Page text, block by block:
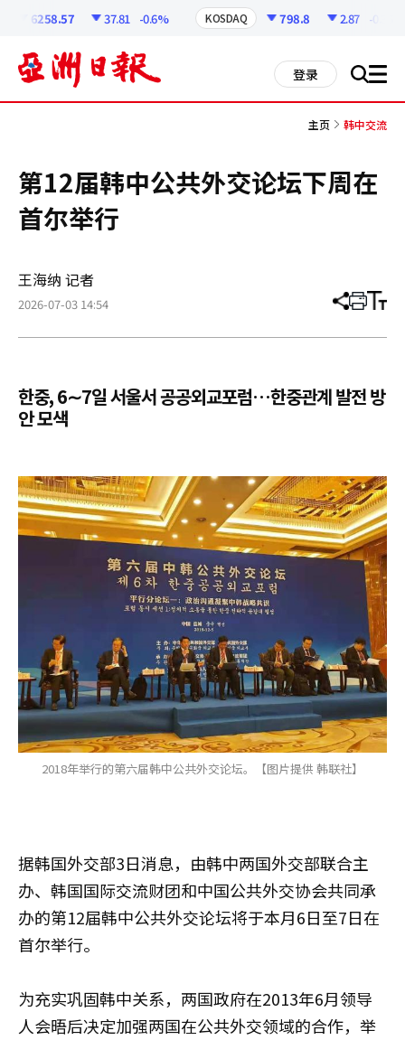
6258.57 37.81 -0.6% KOSDAQ 798.8 2.87 -0.36%
登录 搜 all
主页 韩中交流
第12届韩中公共外交论坛下周在
首尔举行
王海纳 记者
2026-07-03 14:54 分
章
打 调
小
한중, 6∼7일 서울서 공공외교포럼…한중관계 발전 방
안 모색
2018年举行的第六届韩中公共外交论坛。【图片提供 韩联社】
据韩国外交部3日消息，由韩中两国外交部联合主
办、韩国国际交流财团和中国公共外交协会共同承
办的第12届韩中公共外交论坛将于本月6日至7日在
首尔举行。
为充实巩固韩中关系，两国政府在2013年6月领导
人会晤后决定加强两国在公共外交领域的合作，举